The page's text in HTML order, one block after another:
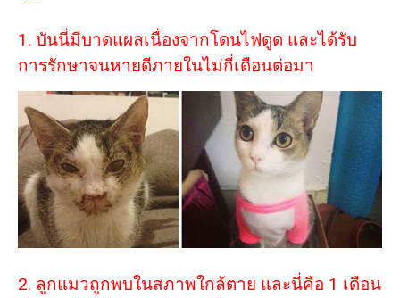
1. บันนี่มีบาดแผลเนื่องจากโดนไฟดูด และได้รับ
การรักษาจนหายดีภายในไม่กี่เดือนต่อมา
2. ลูกแมวถูกพบในสภาพใกล้ตาย และนี่คือ 1 เดือน